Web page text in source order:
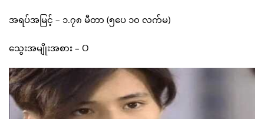
အရပ်အမြင့် – ၁.၇၈ မီတာ (၅ပေ ၁၀ လက်မ)
သွေးအမျိုးအစား – O